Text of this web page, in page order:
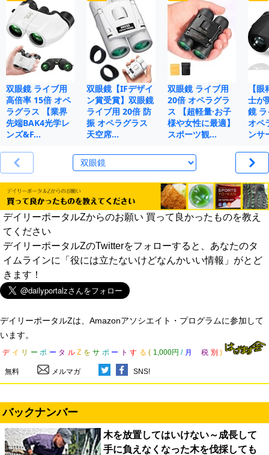
双眼鏡 ライブ用
高倍率 15倍 オペ
ラグラス 【業界
先端BAK4光学レ
ンズ&F…
双眼鏡【IFデザイ
ン賞受賞】双眼鏡
ライブ用 20倍 防
振 オペラグラス
天空席…
双眼鏡 ライブ用
20倍 オペラグラ
ス 【超軽量·お子
様や女性に最適】
スポーツ観…
【
士が
鏡
オペ
ンサ
デイリーポータルZからのお願い 買って良かったものを教え
てください
デイリーポータルZのTwitterをフォローすると、あなたのタ
イムラインに「役には立たないけどなんかいい情報」がとど
きます！
デイリーポータルZは、Amazonアソシエイト・プログラムに参加して
います。
デ イ リ ー ポ ー タ ル Z を サ ポ ー ト す る ( 1,000円 / 月 税 別 )
無料 メルマガ SNS!
バックナンバー
木を放置してはいけない～成長して
手に負えなくなった木を伐採しても